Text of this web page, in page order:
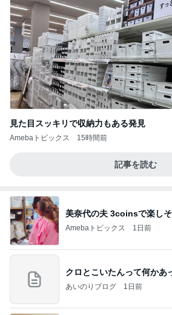
見た目スッキリで収納力もある発見
Amebaトピックス 15時間前
記事を読む
美奈代の夫 3coinsで楽し
Amebaトピックス 1日前
クロとこいたんって何かあ
あいのりブログ 1日前